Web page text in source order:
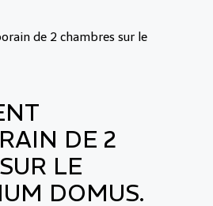
DE 2
LE
DOMUS.